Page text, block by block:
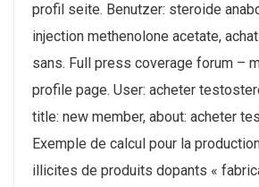
profil seite. Benutzer: steroide
injection methenolone acetate,
sans. Full press coverage forum –
profile page. User: acheter
title: new member, about: acheter
Exemple de calcul pour la
illicites de produits dopants «